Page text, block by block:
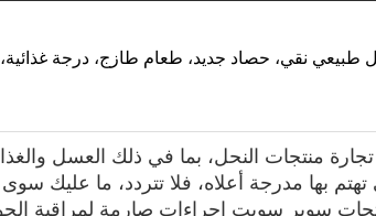
منتجات النحل، بما في ذلك العسل
بها مدرجة أعلاه، فلا تتردد، ما عليك
سوبر سويت إجراءات صارمة لمراقبة